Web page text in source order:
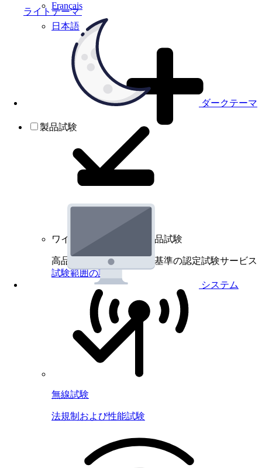
ライトテーマ
ダークテーマ
システム
Français
日本語
製品試験
ワイヤレスデバイスの製品試験
高品質規格に基づく国際基準の認定試験サービス
試験範囲の詳細
無線試験
法規制および性能試験